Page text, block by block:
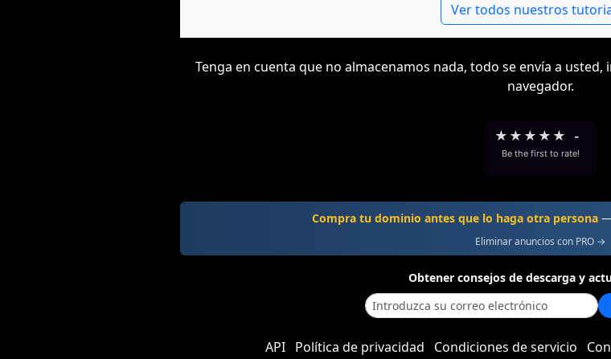
Ver todos nuestros
Tenga en cuenta que no almacenamos nada, todo se envía a usted,
navegador.
★ ★ ★ ★ ★ -
Be the first to rate!
Compra tu dominio antes que lo haga otra persona —
Eliminar anuncios con PRO →
Obtener consejos de descarga y
API Política de privacidad Condiciones de servicio